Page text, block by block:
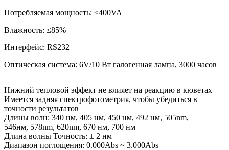
Потребляемая мощность: ≤400VA
Влажность: ≤85%
Интерфейс: RS232
Оптическая система: 6V/10 Вт галогенная лампа, 3000 часов
Нижний тепловой эффект не влияет на реакцию в кюветах
Имеется задняя спектрофотометрия, чтобы убедиться в
точности результатов
Длины волн: 340 нм, 405 нм, 450 нм, 492 нм, 505nm,
546нм, 578nm, 620nm, 670 нм, 700 нм
Длина волны Точность: ± 2 нм
Диапазон поглощения: 0.000Abs ~ 3.000Abs